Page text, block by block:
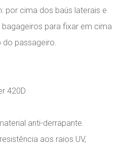
por cima dos baús laterais e
para fixar em cima
do passageiro.
420D
anti-derrapante.
aos raios UV,